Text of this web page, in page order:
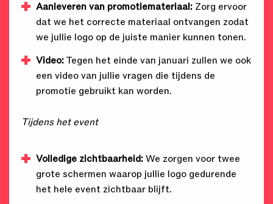
Aanleveren van promotiemateriaal: Zorg ervoor
dat we het correcte materiaal ontvangen zodat
we jullie logo op de juiste manier kunnen tonen.
Video: Tegen het einde van januari zullen we ook
een video van jullie vragen die tijdens de
promotie gebruikt kan worden.
Tijdens het event
Volledige zichtbaarheid: We zorgen voor twee
grote schermen waarop jullie logo gedurende
het hele event zichtbaar blijft.